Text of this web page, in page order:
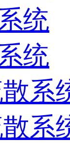
统
统
系
系